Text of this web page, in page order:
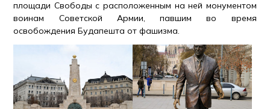
площади Свободы с расположенным на ней монументом
воинам Советской Армии, павшим во время
освобождения Будапешта от фашизма.